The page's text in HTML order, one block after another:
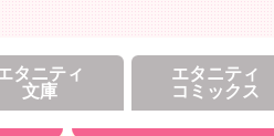
タニティ
文庫
エタニティ
コミックス